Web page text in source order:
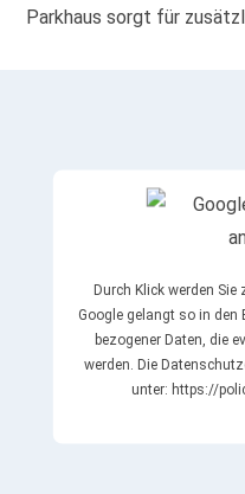
Parkhaus sorgt für
Durch Klick werden Sie
Google gelangt so in den
bezogener Daten, die
werden. Die
unter: https://